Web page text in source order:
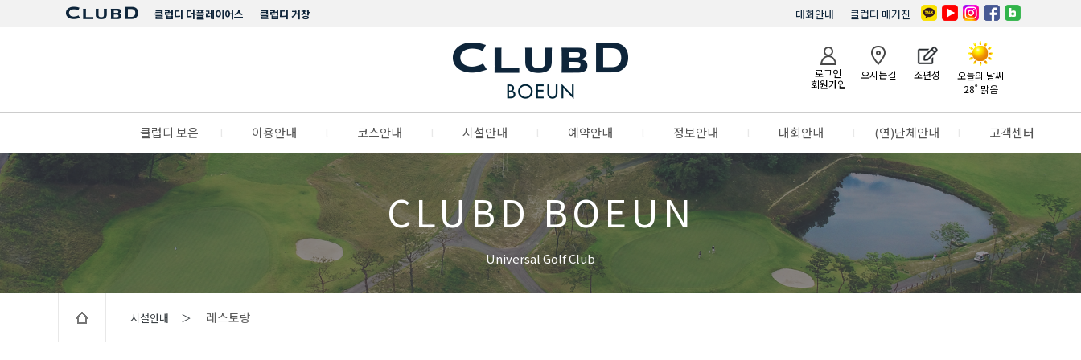
클럽디 거창
클럽디 더플레이어스 클럽디 매거진
대회안내
로그인
회원가입
오시는길 조편성
오늘의 날씨
28˚ 맑음
클럽디 보은 이용안내 코스안내 시설안내 예약안내 정보안내 대회안내 (연)단체안내 고객센터
CLUBD BOEUN
Universal Golf Club
시설안내 ＞ 레스토랑